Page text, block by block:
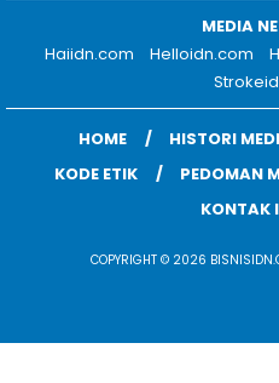
MEDIA
Haiidn.com
Helloidn.com
HOME HISTORI
KODE ETIK
PEDOMAN
KONTAK
COPYRIGHT © 2026